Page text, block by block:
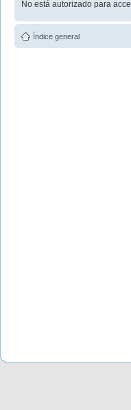
No está autorizado para
Índice general